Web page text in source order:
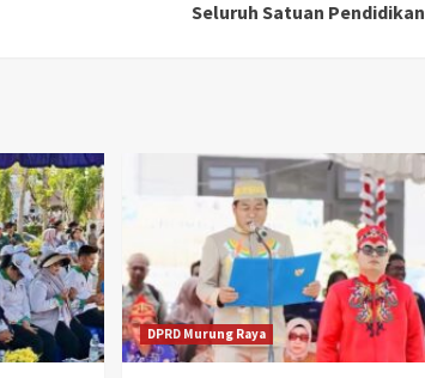
Seluruh Satuan Pendidikan
DPRD Murung Raya